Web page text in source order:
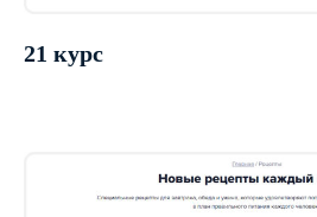
21 курс